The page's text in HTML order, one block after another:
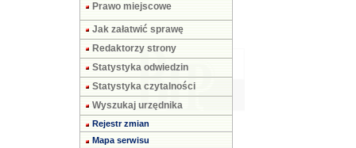
Prawo miejscowe
Jak załatwić sprawę
Redaktorzy strony
Statystyka odwiedzin
Statystyka czytalności
Wyszukaj urzędnika
Rejestr zmian
Mapa serwisu